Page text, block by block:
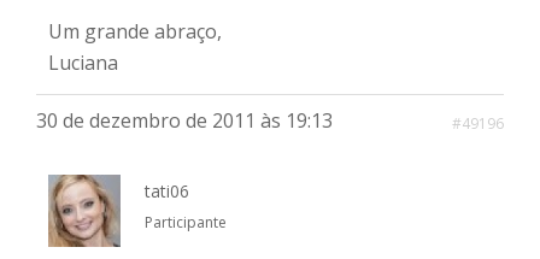
Um grande abraço,
Luciana
30 de dezembro de 2011 às 19:13 #49196
tati06
Participante